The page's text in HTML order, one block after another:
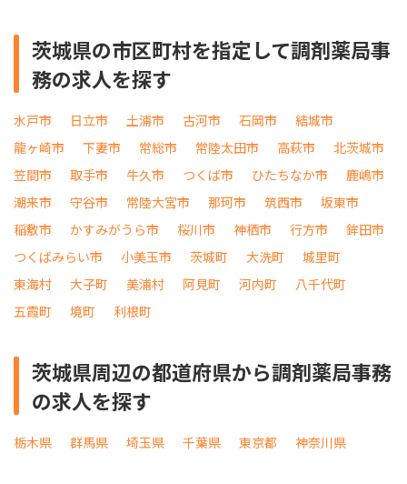
茨城県の市区町村を指定して調剤薬局事
務の求人を探す
水戸市 日立市 土浦市 古河市 石岡市
結城市
龍ヶ崎市
下妻市 常総市 常陸太田市 高萩市
北茨城市
笠間市
取手市 牛久市 つくば市 ひたちなか市
鹿嶋市
潮来市
守谷市 常陸大宮市 那珂市 筑西市
坂東市
稲敷市
かすみがうら市 桜川市 神栖市 行方市
鉾田市
つくばみらい市
小美玉市 茨城町 大洗町
城里町
東海村
大子町 美浦村 阿見町 河内町
八千代町
五霞町
境町 利根町
茨城県周辺の都道府県から調剤薬局事務
の求人を探す
栃木県 群馬県 埼玉県 千葉県 東京都 神奈川県